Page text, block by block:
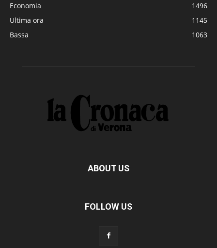
Economia
1496
Ultima ora
1145
Bassa
1063
ABOUT US
FOLLOW US